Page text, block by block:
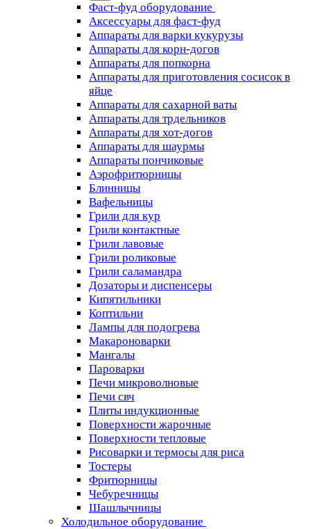
Фаст-фуд оборудование
Аксессуары для фаст-фуд
Аппараты для варки кукурузы
Аппараты для корн-догов
Аппараты для попкорна
Аппараты для приготовления сосисок в
яйце
Аппараты для сахарной ваты
Аппараты для трдельников
Аппараты для хот-догов
Аппараты для шаурмы
Аппараты пончиковые
Аэрофритюрницы
Блинницы
Вафельницы
Грили для кур
Грили контактные
Грили лавовые
Грили роликовые
Грили саламандра
Дозаторы и диспенсеры
Кипятильники
Коптильни
Лампы для подогрева
Макароноварки
Мангалы
Пароварки
Печи микроволновые
Печи свч
Плиты индукционные
Поверхности жарочные
Поверхности тепловые
Рисоварки и термосы для риса
Тостеры
Фритюрницы
Чебуречницы
Шашлычницы
Холодильное оборудование